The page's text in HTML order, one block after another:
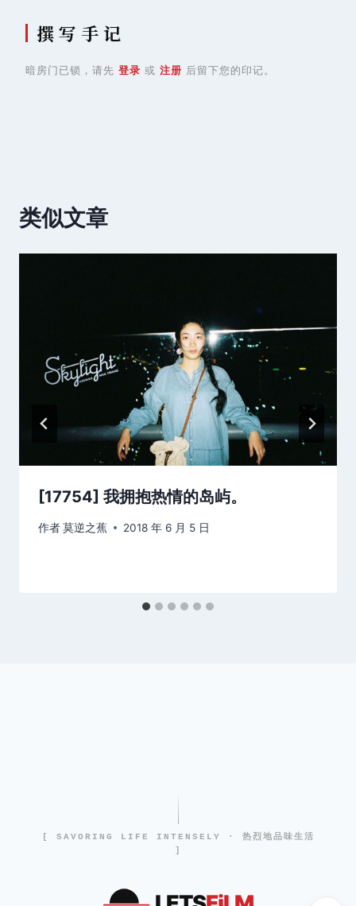
撰 写 手 记
暗房门已锁，请先 登录 或 注册 后留下您的印记。
类似文章
[17754] 我拥抱热情的岛屿。
作者莫逆之蕉 2018 年 6 月 5 日
[ SAVORING LIFE INTENSELY · 热烈地品味生活
]